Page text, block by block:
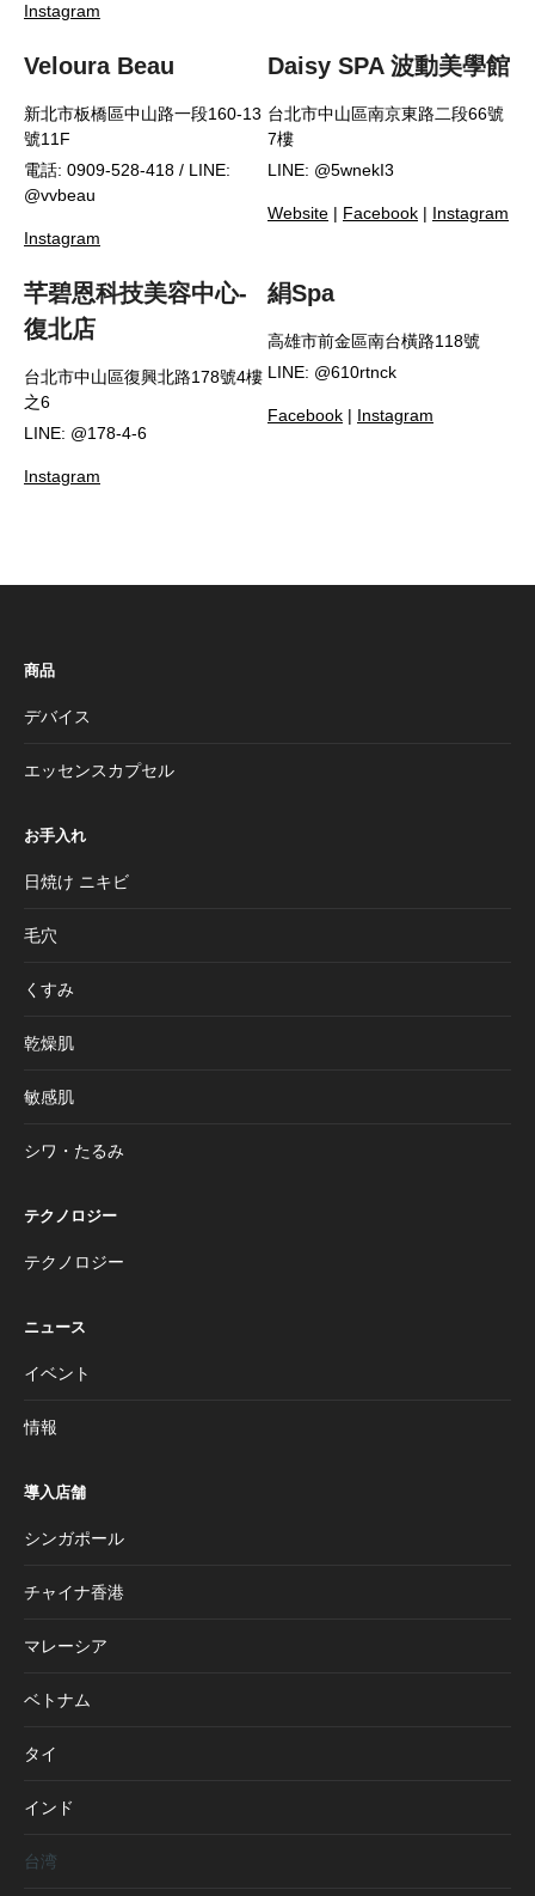
Instagram
Veloura Beau
新北市板橋區中山路一段160-13
號11F
電話: 0909-528-418 / LINE:
@vvbeau
Instagram
Daisy SPA 波動美學館
台北市中山區南京東路二段66號
7樓
LINE: @5wnekI3
Website | Facebook | Instagram
芊碧恩科技美容中心-
復北店
台北市中山區復興北路178號4樓
之6
LINE: @178-4-6
Instagram
絹Spa
高雄市前金區南台橫路118號
LINE: @610rtnck
Facebook | Instagram
商品
デバイス
エッセンスカプセル
お手入れ
日焼け ニキビ
毛穴
くすみ
乾燥肌
敏感肌
シワ・たるみ
テクノロジー
テクノロジー
ニュース
イベント
情報
導入店舗
シンガポール
チャイナ香港
マレーシア
ベトナム
タイ
インド
台湾